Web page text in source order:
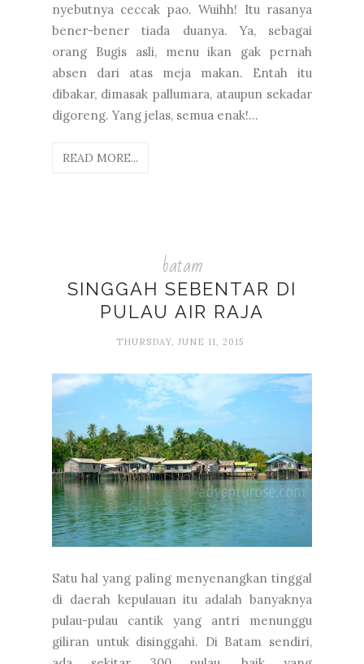
nyebutnya ceccak pao. Wuihh! Itu rasanya
bener-bener tiada duanya. Ya, sebagai
orang Bugis asli, menu ikan gak pernah
absen dari atas meja makan. Entah itu
dibakar, dimasak pallumara, ataupun sekadar
digoreng. Yang jelas, semua enak!...
READ MORE...
batam
SINGGAH SEBENTAR DI
PULAU AIR RAJA
THURSDAY, JUNE 11, 2015
Satu hal yang paling menyenangkan tinggal
di daerah kepulauan itu adalah banyaknya
pulau-pulau cantik yang antri menunggu
giliran untuk disinggahi. Di Batam sendiri,